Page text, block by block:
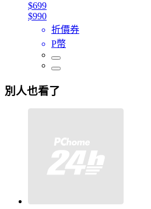
$699
$990
折價券
P幣
別人也看了